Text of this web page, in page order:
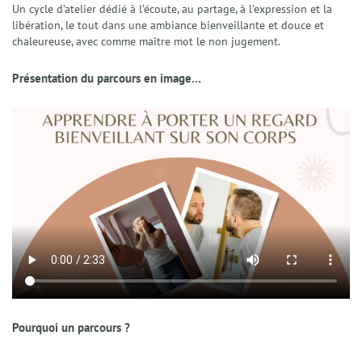
Un cycle d’atelier dédié à l’écoute, au partage, à l’expression et la
libération, le tout dans une ambiance bienveillante et douce et
chaleureuse, avec comme maître mot le non jugement.
Présentation du parcours en image…
Pourquoi un parcours ?